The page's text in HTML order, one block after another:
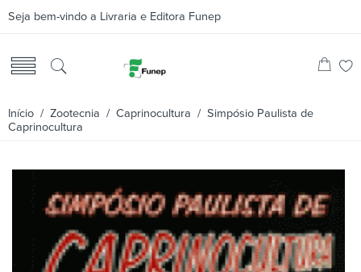
Seja bem-vindo a Livraria e Editora Funep
Início / Zootecnia / Caprinocultura / Simpósio Paulista de
Caprinocultura